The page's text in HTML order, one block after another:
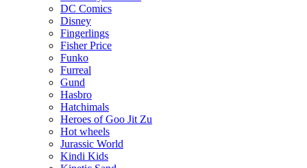
DC Comics
Disney
Fingerlings
Fisher Price
Funko
Furreal
Gund
Hasbro
Hatchimals
Heroes of Goo Jit Zu
Hot wheels
Jurassic World
Kindi Kids